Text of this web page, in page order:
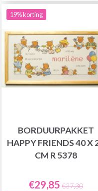
19% korting
BORDUURPAKKET
HAPPY FRIENDS 40 X
CM R 5378
€29,85 €37,30